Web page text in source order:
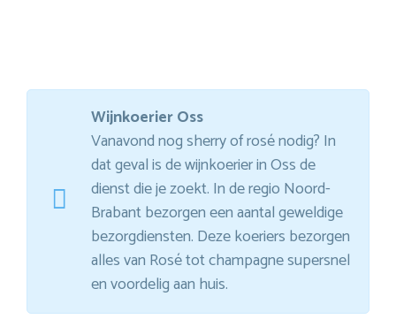
Wijnkoerier Oss
Vanavond nog sherry of rosé nodig? In
dat geval is de wijnkoerier in Oss de
dienst die je zoekt. In de regio Noord-
Brabant bezorgen een aantal geweldige
bezorgdiensten. Deze koeriers bezorgen
alles van Rosé tot champagne supersnel
en voordelig aan huis.